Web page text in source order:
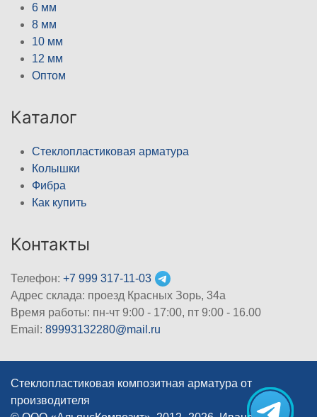
6 мм
8 мм
10 мм
12 мм
Оптом
Каталог
Стеклопластиковая арматура
Колышки
Фибра
Как купить
Контакты
Телефон: +7 999 317-11-03
Адрес склада: проезд Красных Зорь, 34а
Время работы: пн-чт 9:00 - 17:00, пт 9:00 - 16.00
Email: 89993132280@mail.ru
Стеклопластиковая композитная арматура от
производителя